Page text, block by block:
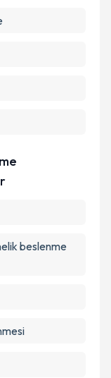
beslenme